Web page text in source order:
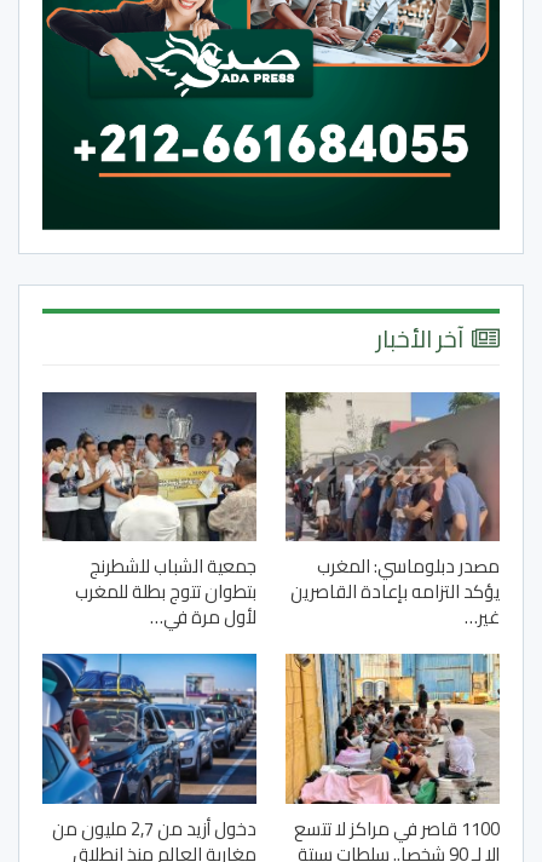
آخر الأخبار
مصدر دبلوماسي: المغرب
يؤكد التزامه بإعادة القاصرين
غير…
جمعية الشباب للشطرنج
بتطوان تتوج بطلة للمغرب
لأول مرة في…
1100 قاصر في مراكز لا تتسع
إلا لـ 90 شخصا.. سلطات سبتة
دخول أزيد من 2,7 مليون من
مغاربة العالم منذ انطلاق